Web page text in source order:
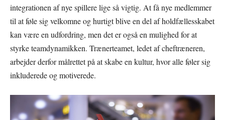
integrationen af nye spillere lige så vigtig. At få nye medlemmer
til at føle sig velkomne og hurtigt blive en del af holdfællesskabet
kan være en udfordring, men det er også en mulighed for at
styrke teamdynamikken. Trænerteamet, ledet af cheftræneren,
arbejder derfor målrettet på at skabe en kultur, hvor alle føler sig
inkluderede og motiverede.